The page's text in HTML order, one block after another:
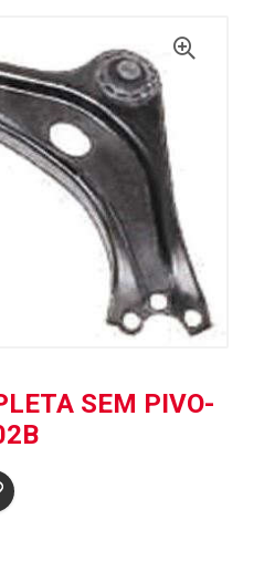
SEM PIVO-